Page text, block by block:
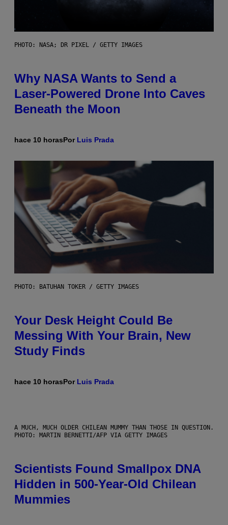
PHOTO: NASA; DR PIXEL / GETTY IMAGES
Why NASA Wants to Send a
Laser-Powered Drone Into Caves
Beneath the Moon
hace 10 horasPor Luis Prada
PHOTO: BATUHAN TOKER / GETTY IMAGES
Your Desk Height Could Be
Messing With Your Brain, New
Study Finds
hace 10 horasPor Luis Prada
A MUCH, MUCH OLDER CHILEAN MUMMY THAN THOSE IN QUESTION.
PHOTO: MARTIN BERNETTI/AFP VIA GETTY IMAGES
Scientists Found Smallpox DNA
Hidden in 500-Year-Old Chilean
Mummies